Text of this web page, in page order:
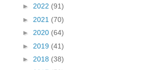
► 2022 (91)
► 2021 (70)
► 2020 (64)
► 2019 (41)
► 2018 (38)